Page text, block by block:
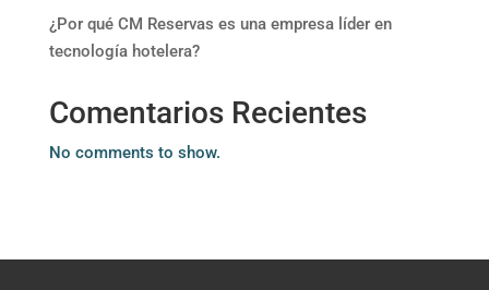
¿Por qué CM Reservas es una empresa líder en
tecnología hotelera?
Comentarios Recientes
No comments to show.